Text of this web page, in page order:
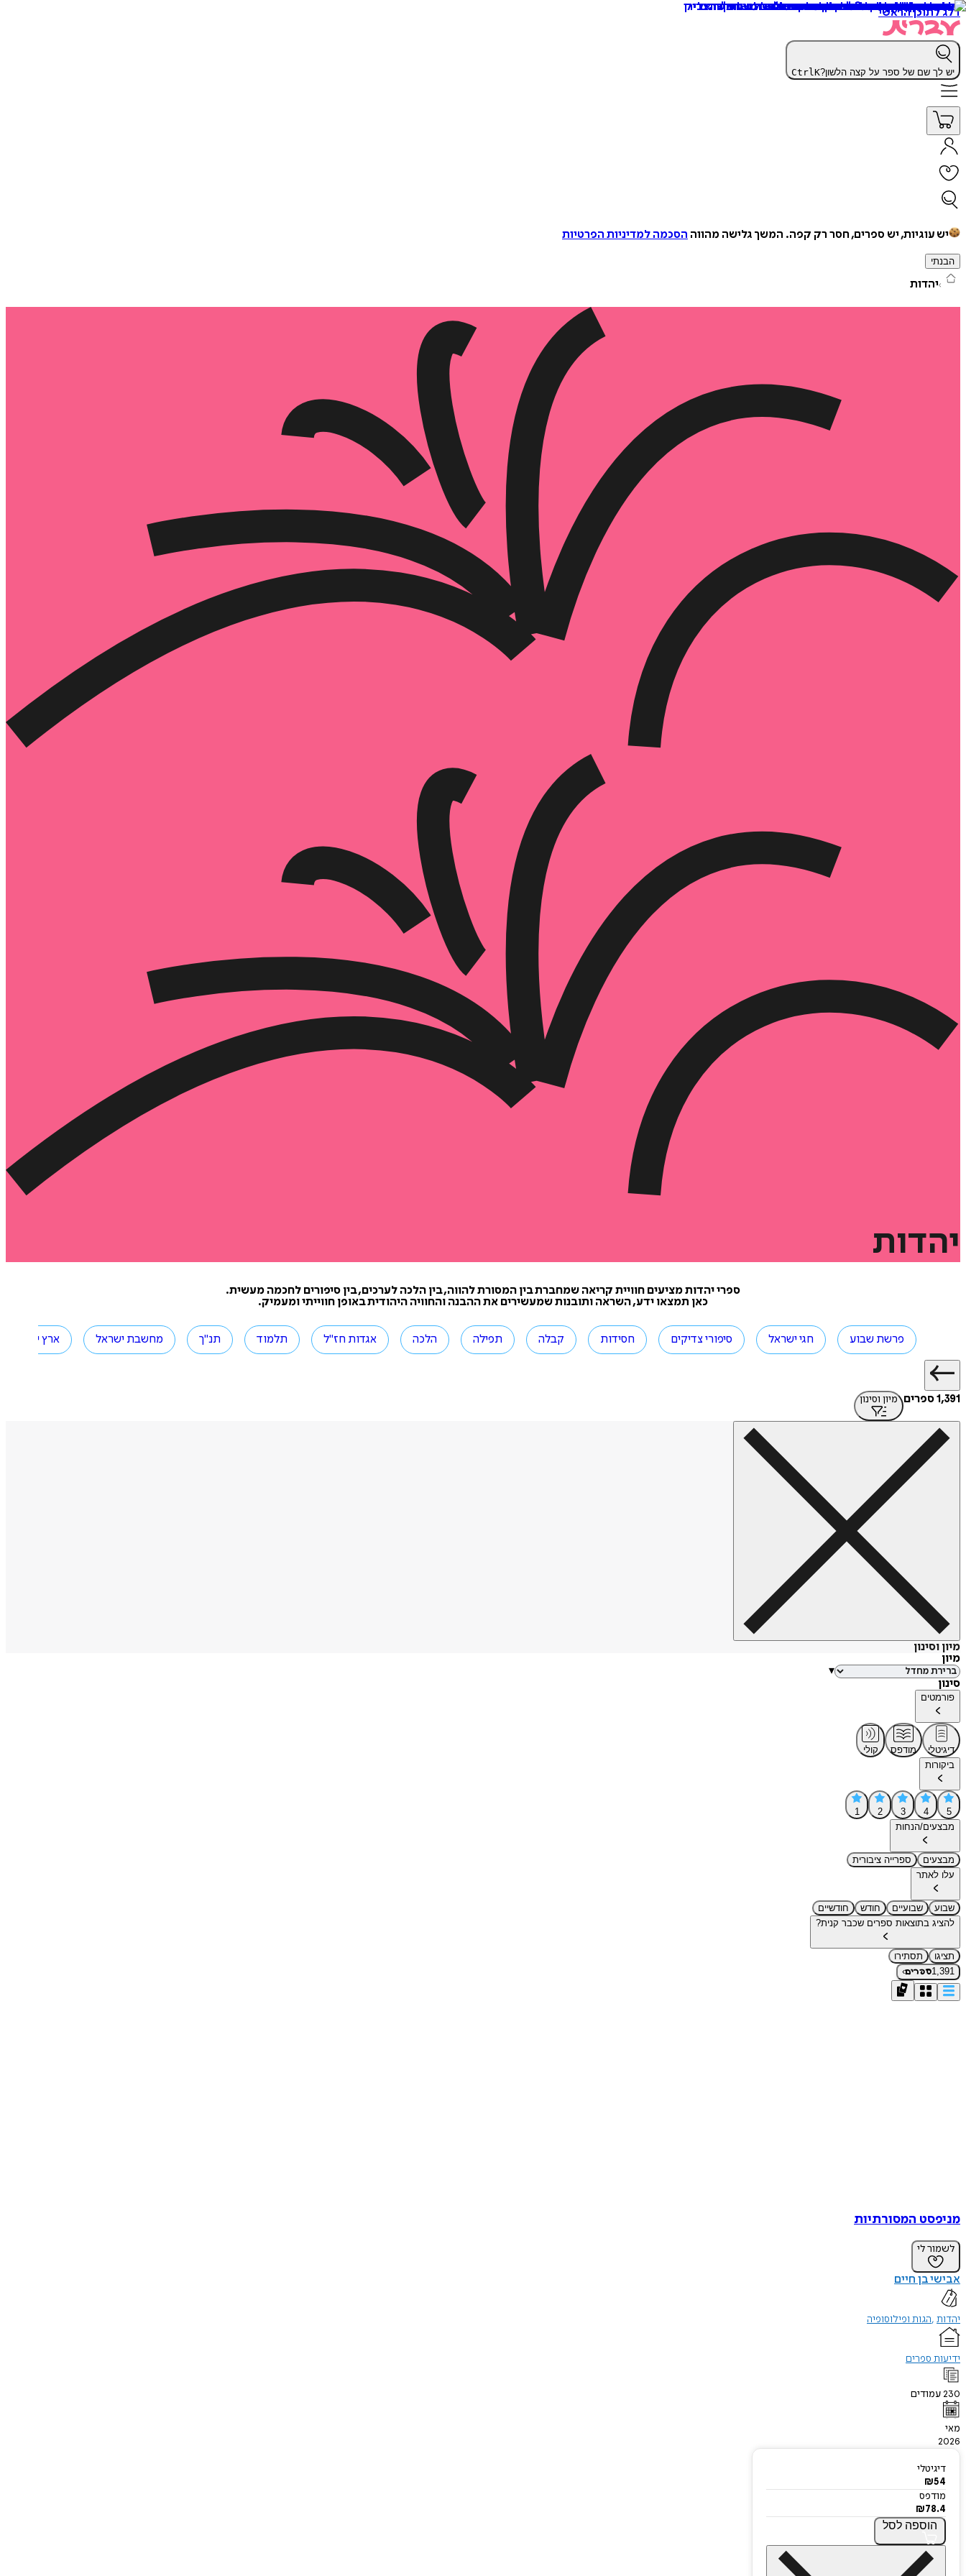
דלג לתוכן הראשי
יש לך שם של ספר על קצה הלשון? CtrlK
יש עוגיות, יש ספרים, חסר רק קפה. המשך גלישה מהווה הסכמה למדיניות הפרטיות
הבנתי
יהדות
יהדות
ספרי יהדות מציעים חוויית קריאה שמחברת בין המסורת להווה, בין הלכה לערכים, בין סיפורים לחכמה מעשית.
כאן תמצאו ידע, השראה ותובנות שמעשירים את ההבנה והחוויה היהודית באופן חווייתי ומעמיק.
פרשת שבוע חגי ישראל סיפורי צדיקים חסידות קבלה תפילה הלכה אגדות חז"ל תלמוד תנ"ך מחשבת ישראל ארץ ישראל
1,391 ספרים מיון וסינון
מיון וסינון
מיון
▾
סינון
פורמטים
דיגיטלי מודפס
קולי
ביקורות
5
4
3
2
1
מבצעים/הנחות
מבצעים
ספרייה ציבורית
עלו לאתר
שבוע שבועיים חודש
חודשיים
להציג בתוצאות ספרים שכבר קנית?
תציגו
תסתירו
1,391ספרים›
מניפסט המסורתיות
לשמור לי
אבישי בן חיים
יהדות הגות ופילוסופיה
ידיעות ספרים
230עמודים
מאי
2026
דיגיטלי
₪54
מודפס
₪78.4
הוספה לסל